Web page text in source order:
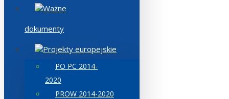
Ważne
dokumenty
Projekty europejskie
PO PC 2014-
2020
PROW 2014-2020